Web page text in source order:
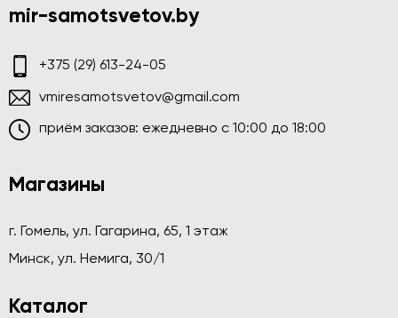
mir-samotsvetov.by
+375 (29) 613-24-05
vmiresamotsvetov@gmail.com
приём заказов: ежедневно c 10:00 до 18:00
Магазины
г. Гомель, ул. Гагарина, 65, 1 этаж
Минск, ул. Немига, 30/1
Каталог